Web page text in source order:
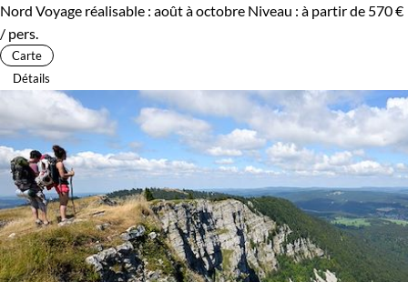
Nord Voyage réalisable : août à octobre Niveau : à partir de 570 €
/ pers.
Carte
Détails